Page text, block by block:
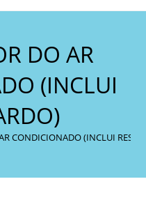
DO AR
(INCLUI
CONDICIONADO (INCLUI